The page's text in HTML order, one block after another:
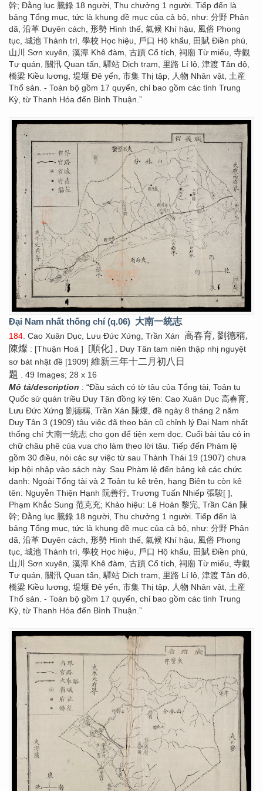
幹; Đằng lục 騰錄 18 người, Thu chưởng 1 người. Tiếp đến là
bảng Tổng mục, tức là khung đề mục của cả bộ, như: 分野 Phân
dã, 沿革 Duyên cách, 形勢 Hình thế, 氣候 Khí hậu, 風俗 Phong
tục, 城池 Thành trì, 學校 Học hiệu, 戶口 Hộ khẩu, 田賦 Điền phú,
山川 Sơn xuyên, 溪潭 Khê đàm, 古蹟 Cổ tích, 祠廟 Từ miếu, 寺觀
Tự quán, 關汛 Quan tấn, 驛站 Dịch trạm, 里路 Lí lộ, 津渡 Tân độ,
橋梁 Kiều lương, 堤堰 Đê yển, 市集 Thị tập, 人物 Nhân vật, 土産
Thổ sản. - Toàn bộ gồm 17 quyển, chỉ bao gồm các tỉnh Trung
Kỳ, từ Thanh Hóa đến Bình Thuận.”
Đại Nam nhất thống chí (q.06) 大南一統志
184 . Cao Xuân Dục, Lưu Đức Xứng, Trần Xán 高春育, 劉德稱,
陳燦 : [Thuận Hoá ] [順化] , Duy Tân tam niên thập nhị nguyệt
sơ bát nhật đề [1909] 維新三年十二月初八日
題
. 49 Images; 28 x 16
Mô tả/description : “Đầu sách có tờ tâu của Tổng tài, Toản tu
Quốc sử quán triều Duy Tân đồng ký tên: Cao Xuân Dục 高春育,
Lưu Đức Xứng 劉德稱, Trần Xán 陳燦, đề ngày 8 tháng 2 năm
Duy Tân 3 (1909) tâu việc đã theo bản cũ chỉnh lý Đại Nam nhất
thống chí 大南一統志 cho gọn để tiện xem đọc. Cuối bài tâu có in
chữ châu phê của vua cho làm theo lời tâu. Tiếp đến Phàm lệ
gồm 30 điều, nói các sự việc từ sau Thành Thái 19 (1907) chưa
kịp hội nhập vào sách này. Sau Phàm lệ đến bảng kê các chức
danh: Ngoài Tổng tài và 2 Toản tu kê trên, hạng Biên tu còn kê
tên: Nguyễn Thiện Hạnh 阮善行, Trương Tuấn Nhiếp 張駿[ ],
Phạm Khắc Sung 范克充; Khảo hiệu: Lê Hoàn 黎完, Trần Cán 陳
幹; Đằng lục 騰錄 18 người, Thu chưởng 1 người. Tiếp đến là
bảng Tổng mục, tức là khung đề mục của cả bộ, như: 分野 Phân
dã, 沿革 Duyên cách, 形勢 Hình thế, 氣候 Khí hậu, 風俗 Phong
tục, 城池 Thành trì, 學校 Học hiệu, 戶口 Hộ khẩu, 田賦 Điền phú,
山川 Sơn xuyên, 溪潭 Khê đàm, 古蹟 Cổ tích, 祠廟 Từ miếu, 寺觀
Tự quán, 關汛 Quan tấn, 驛站 Dịch trạm, 里路 Lí lộ, 津渡 Tân độ,
橋梁 Kiều lương, 堤堰 Đê yển, 市集 Thị tập, 人物 Nhân vật, 土産
Thổ sản. - Toàn bộ gồm 17 quyển, chỉ bao gồm các tỉnh Trung
Kỳ, từ Thanh Hóa đến Bình Thuận.”